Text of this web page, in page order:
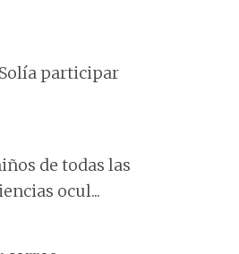
participar
de todas las
ocul...